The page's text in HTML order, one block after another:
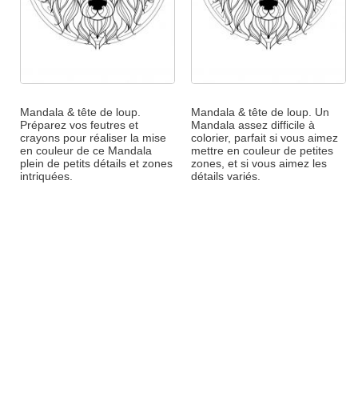
Mandala & tête de loup.
Préparez vos feutres et
crayons pour réaliser la mise
en couleur de ce Mandala
plein de petits détails et zones
intriquées.
Mandala & tête de loup. Un
Mandala assez difficile à
colorier, parfait si vous aimez
mettre en couleur de petites
zones, et si vous aimez les
détails variés.